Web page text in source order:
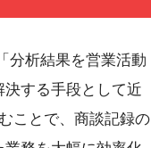
分析結果を営業活動
する手段として近
ことで、商談記録の